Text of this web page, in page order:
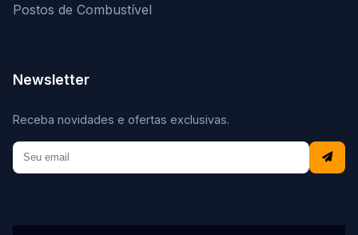
Postos de Combustível
Newsletter
Receba novidades e ofertas exclusivas.